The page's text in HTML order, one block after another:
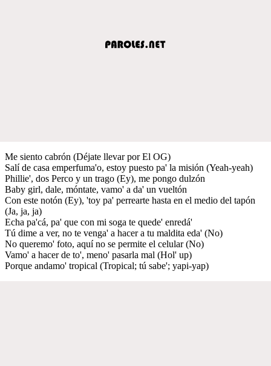
Me siento cabrón (Déjate llevar por El OG)
Salí de casa emperfuma'o, estoy puesto pa' la misión (Yeah-yeah)
Phillie', dos Perco y un trago (Ey), me pongo dulzón
Baby girl, dale, móntate, vamo' a da' un vueltón
Con este notón (Ey), 'toy pa' perrearte hasta en el medio del tapón
(Ja, ja, ja)
Echa pa'cá, pa' que con mi soga te quede' enredá'
Tú dime a ver, no te venga' a hacer a tu maldita eda' (No)
No queremo' foto, aquí no se permite el celular (No)
Vamo' a hacer de to', meno' pasarla mal (Hol' up)
Porque andamo' tropical (Tropical; tú sabe'; yapi-yap)